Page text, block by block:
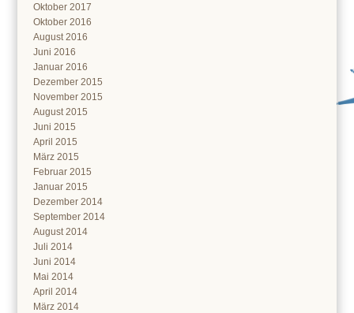
Oktober 2017
Oktober 2016
August 2016
Juni 2016
Januar 2016
Dezember 2015
November 2015
August 2015
Juni 2015
April 2015
März 2015
Februar 2015
Januar 2015
Dezember 2014
September 2014
August 2014
Juli 2014
Juni 2014
Mai 2014
April 2014
März 2014